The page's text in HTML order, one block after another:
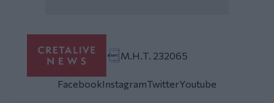
Μ.Η.Τ. 232065
FacebookInstagramTwitterYoutube